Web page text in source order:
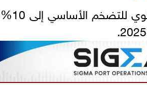
ويأتي هذا الاجتماع بعد تراجع المعدل السنوي للتضخم الأساسي إلى 10%